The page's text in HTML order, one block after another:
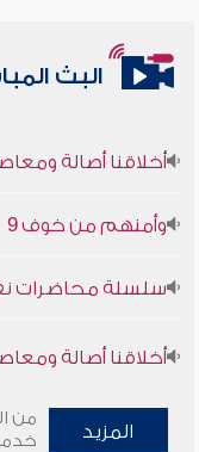
البث
وأمنهم من خوف 9
المزيد
من